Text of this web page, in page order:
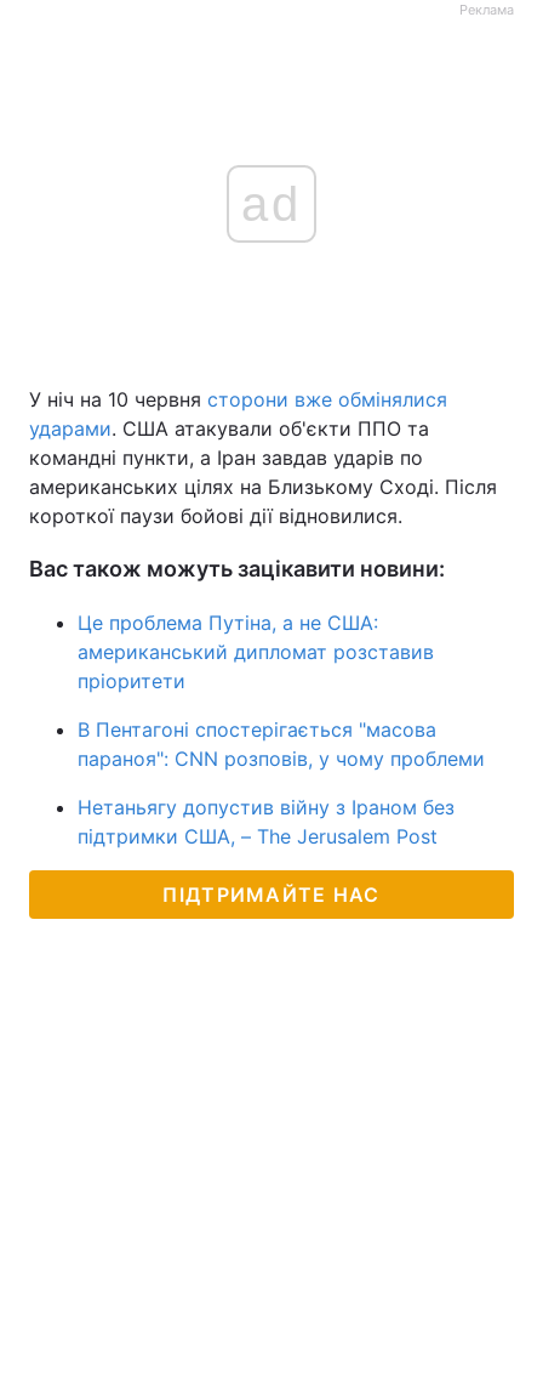
Реклама
ad
У ніч на 10 червня сторони вже обмінялися
ударами. США атакували об'єкти ППО та
командні пункти, а Іран завдав ударів по
американських цілях на Близькому Сході. Після
короткої паузи бойові дії відновилися.
Вас також можуть зацікавити новини:
Це проблема Путіна, а не США:
американський дипломат розставив
пріоритети
В Пентагоні спостерігається "масова
параноя": CNN розповів, у чому проблеми
Нетаньягу допустив війну з Іраном без
підтримки США, – The Jerusalem Post
ПІДТРИМАЙТЕ НАС